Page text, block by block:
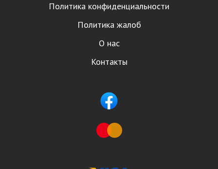
Политика конфиденциальности
Политика жалоб
О нас
Контакты